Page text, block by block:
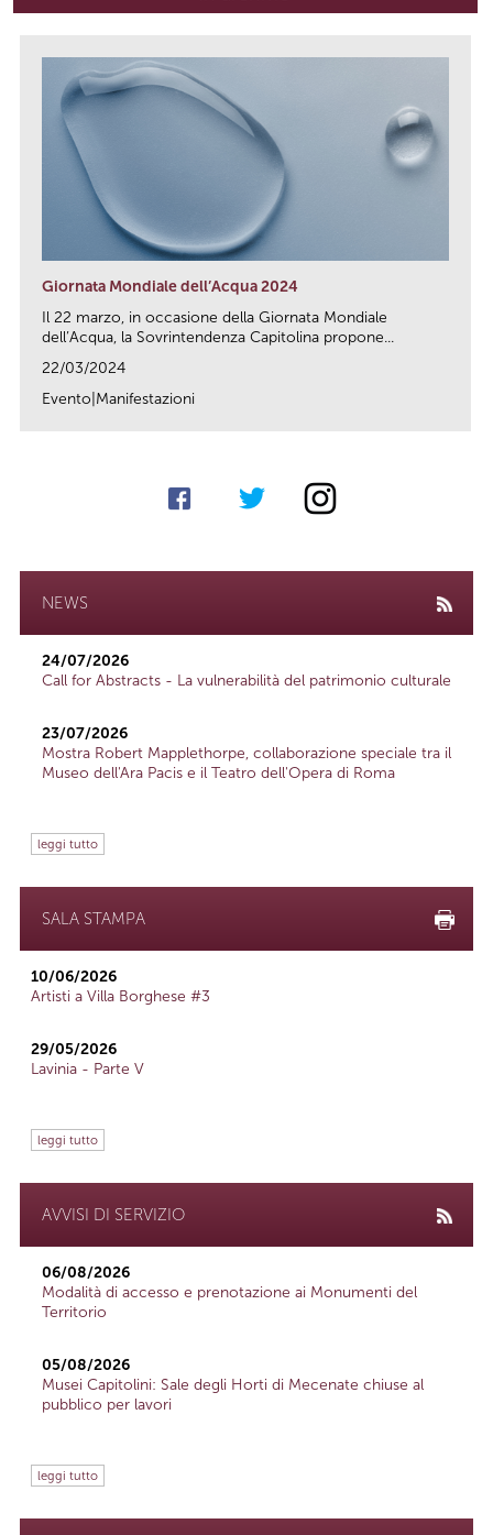
Giornata Mondiale dell’Acqua 2024
Il 22 marzo, in occasione della Giornata Mondiale
dell’Acqua, la Sovrintendenza Capitolina propone...
22/03/2024
Evento|Manifestazioni
NEWS
24/07/2026
Call for Abstracts - La vulnerabilità del patrimonio culturale
23/07/2026
Mostra Robert Mapplethorpe, collaborazione speciale tra il
Museo dell'Ara Pacis e il Teatro dell'Opera di Roma
leggi tutto
SALA STAMPA
10/06/2026
Artisti a Villa Borghese #3
29/05/2026
Lavinia - Parte V
leggi tutto
AVVISI DI SERVIZIO
06/08/2026
Modalità di accesso e prenotazione ai Monumenti del
Territorio
05/08/2026
Musei Capitolini: Sale degli Horti di Mecenate chiuse al
pubblico per lavori
leggi tutto